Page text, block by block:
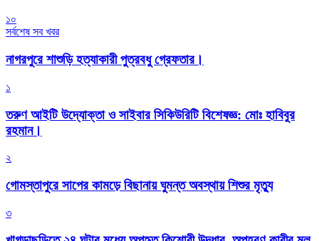
১০
সর্বশেষ সব খবর
নাগরপুরে শাশুড়ি হত্যাকারী পুত্রবধু গ্রেফতার।
১
তরুণ আইটি উদ্যোক্তা ও সাইবার সিকিউরিটি বিশেষজ্ঞ: মোঃ হাবিবুর
রহমান।
২
গোমস্তাপুরে সাপের কামড়ে বিছানায় ঘুমন্ত অবস্থায় শিশুর মৃত্যু
৩